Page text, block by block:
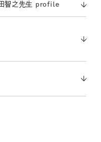
田智之先生 profile